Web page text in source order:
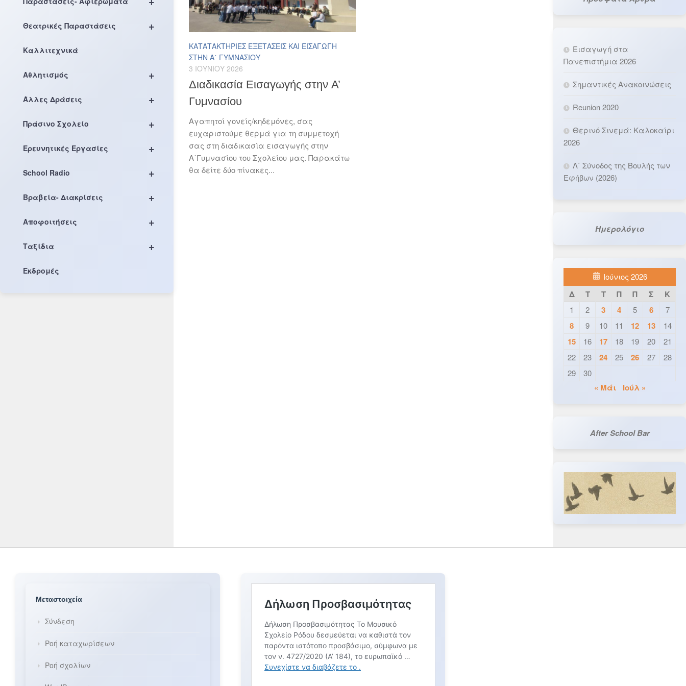
ΚΑΤΑΤΑΚΤΉΡΙΕΣ ΕΞΕΤΆΣΕΙΣ ΚΑΙ ΕΙΣΑΓΩΓΉ
ΣΤΗΝ Α΄ ΓΥΜΝΑΣΊΟΥ
3 ΙΟΥΝΊΟΥ 2026
Διαδικασία Εισαγωγής στην A’
Γυμνασίου
Αγαπητοί γονείς/κηδεμόνες, σας
ευχαριστούμε θερμά για τη συμμετοχή
σας στη διαδικασία εισαγωγής στην
Α΄Γυμνασίου του Σχολείου μας. Παρακάτω
θα δείτε δύο πίνακες...
+
Θεατρικές Παραστάσεις
Καλλιτεχνικά
+
Αθλητισμός
+
Άλλες Δράσεις
+
Πράσινο Σχολείο
+
Ερευνητικές Εργασίες
+
School Radio
+
Βραβεία- Διακρίσεις
+
Αποφοιτήσεις
+
Ταξίδια
Εκδρομές
Εισαγωγή στα
Πανεπιστήμια 2026
Σημαντικές Ανακοινώσεις
Reunion 2020
Θερινό Σινεμά: Καλοκαίρι
2026
Λ΄ Σύνοδος της Βουλής των
Εφήβων (2026)
Ημερολόγιο
Ιούνιος 2026
Δ Τ Τ Π Π Σ Κ
1 2 3 4 5 6 7
8 9 10 11 12 13 14
15 16 17 18 19 20
21
22
23 24 25 26 27
28
29
30
« Μάι Ιούλ »
After School Bar
Μεταστοιχεία
Σύνδεση
Ροή καταχωρίσεων
Ροή σχολίων